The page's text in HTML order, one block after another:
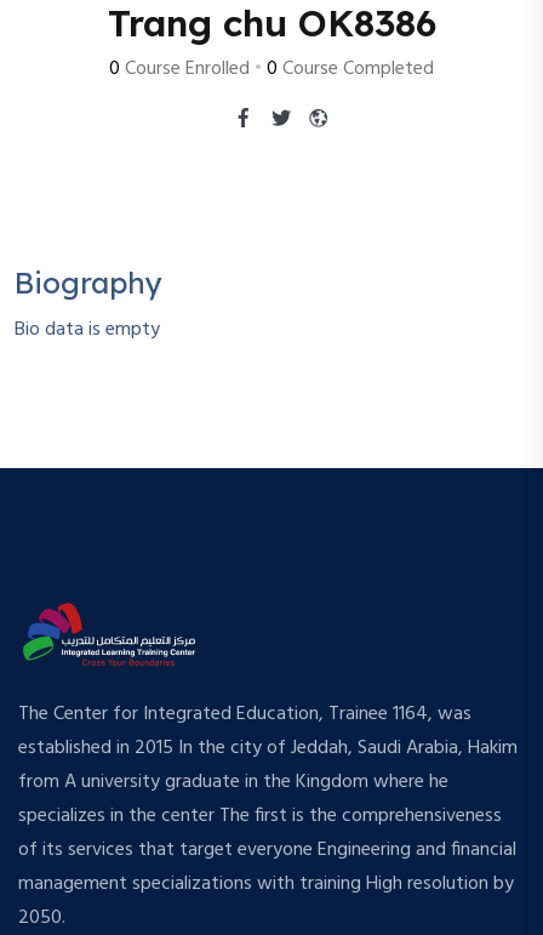
Trang chu OK8386
0Course Enrolled •0Course Completed
Biography
Bio data is empty
The Center for Integrated Education, Trainee 1164, was
established in 2015 In the city of Jeddah, Saudi Arabia, Hakim
from A university graduate in the Kingdom where he
specializes in the center The first is the comprehensiveness
of its services that target everyone Engineering and financial
management specializations with training High resolution by
2050.